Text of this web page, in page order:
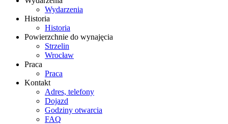
Wydarzenia
Historia
Historia
Powierzchnie do wynajęcia
Strzelin
Wrocław
Praca
Praca
Kontakt
Adres, telefony
Dojazd
Godziny otwarcia
FAQ